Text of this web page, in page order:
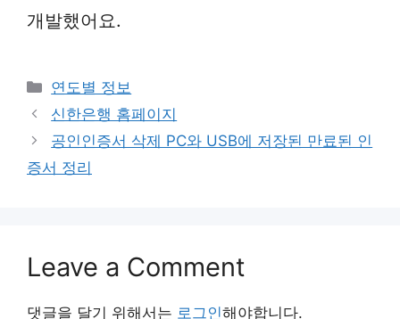
개발했어요.
Categories
연도별 정보
신한은행 홈페이지
공인인증서 삭제 PC와 USB에 저장된 만료된 인
증서 정리
Leave a Comment
댓글을 달기 위해서는 로그인해야합니다.